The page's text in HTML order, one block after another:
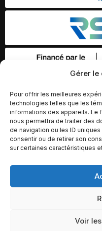
Gérer le
Pour offrir les meilleures
technologies telles que les
informations des appareils. Le
nous permettra de traiter des
de navigation ou les ID
consentir ou de retirer son
sur certaines caractéristiques
Voir
© Copyright 2026 –
Ce site internet a été conçu